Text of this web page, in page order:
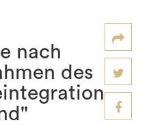
nach
des